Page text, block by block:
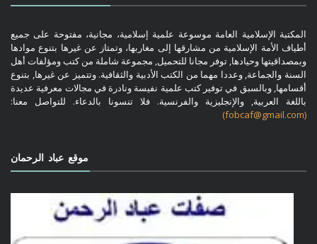
المكتبة الإسلامية العامة موسوعة علمية إسلامية، مجانية، مفتوحة على جميع
أطياف الأمة الإسلامية من مشارقها إلى مغاربها، وتمتاز عن غيرها بتنوع موادها
وبمصداقيتها وحيادها, توفر مجانا للتحميل, مجموعة شاملة من كتب ومؤلفات أهل
السنة والجماعة, وعددا مهما من الكتب الأدبية والثقافية. وتتميز عن غيرها, بتنوع
أقسامها, وبالسبق في توفير كتب علمية نفيسة ونادرة في مجالات معرفية عديدة
باللغة العربية, والإنجليزية والفرنسية. فلا تنسونا بالدعاء. للتواصل معنا:
(fobcaf@gmail.com)
موقع عباد الرحمان